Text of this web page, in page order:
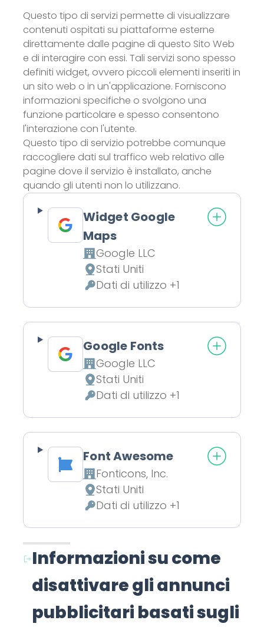
Questo tipo di servizi permette di visualizzare
contenuti ospitati su piattaforme esterne
direttamente dalle pagine di questo Sito Web
e di interagire con essi. Tali servizi sono spesso
definiti widget, ovvero piccoli elementi inseriti in
un sito web o in un'applicazione. Forniscono
informazioni specifiche o svolgono una
funzione particolare e spesso consentono
l'interazione con l'utente.
Questo tipo di servizio potrebbe comunque
raccogliere dati sul traffico web relativo alle
pagine dove il servizio è installato, anche
quando gli utenti non lo utilizzano.
Widget Google
Maps
Azienda:
Google LLC
Luogo del trattamento:
Stati Uniti
Dati Personali trattati:
Dati di utilizzo +1
Google Fonts
Azienda:
Google LLC
Luogo del trattamento:
Stati Uniti
Dati Personali trattati:
Dati di utilizzo +1
Font Awesome
Azienda:
Fonticons, Inc.
Luogo del trattamento:
Stati Uniti
Dati Personali trattati:
Dati di utilizzo +1
Informazioni su come
disattivare gli annunci
pubblicitari basati sugli